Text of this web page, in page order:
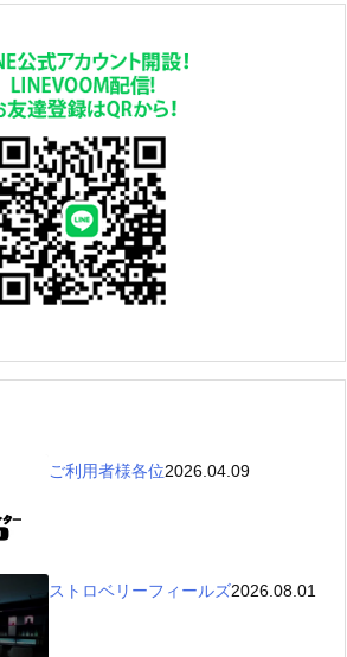
ご利用者様各位2026.04.09
ストロベリーフィールズ2026.08.01